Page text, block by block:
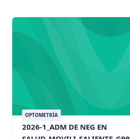
OPTOMETRÍA
2026-1_ADM DE NEG EN